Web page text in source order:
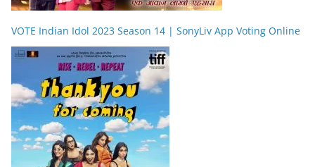
VOTE Indian Idol 2023 Season 14 | SonyLiv App Voting Online